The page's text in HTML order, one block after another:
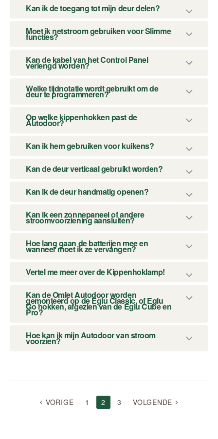
Kan ik de toegang tot mijn deur delen?
Moet ik netstroom gebruiken voor Slimme
functies?
Kan de kabel van het Control Panel
verlengd worden?
Welke tijdnotatie wordt gebruikt om de
deur te programmeren?
Op welke kippenhokken past de
Autodoor?
Kan ik hem gebruiken voor kuikens?
Kan de deur verticaal gebruikt worden?
Kan ik de deur handmatig openen?
Kan ik een zonnepaneel of andere
stroomvoorziening aansluiten?
Hoe lang gaan de batterijen mee en
wanneer moet ik ze vervangen?
Vertel me meer over de Kippenhoklamp!
Kan de Omlet Autodoor worden
gemonteerd op de Eglu Classic, of Eglu
Go hokken, afgezien van de Eglu Cube en
Pro?
Hoe kan ik mijn Autodoor van stroom
voorzien?
BERICHTEN
NAVIGATIEVORIGE 1 2 3 VOLGENDE